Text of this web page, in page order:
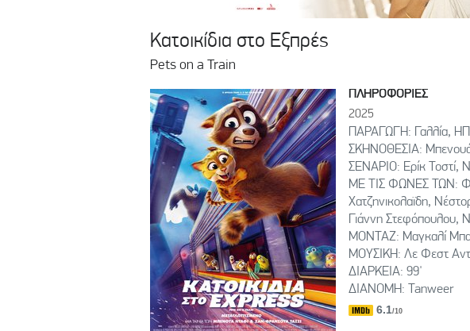
Κατοικίδια στο Εξπρές
Pets on a Train
ΠΛΗΡΟΦΟΡΙΕΣ
2025
ΠΑΡΑΓΩΓΗ: Γαλλία,
ΣΚΗΝΟΘΕΣΙΑ: Μπενουά
ΣΕΝΑΡΙΟ: Ερίκ Τοστί,
ΜΕ ΤΙΣ ΦΩΝΕΣ ΤΩΝ:
Χατζηνικολαϊδη,
Γιάννη Στεφόπουλου,
ΜΟΝΤΑΖ: Μαγκαλί
ΜΟΥΣΙΚΗ: Λε Φεστ
ΔΙΑΡΚΕΙΑ: 99'
ΔΙΑΝΟΜΗ: Tanweer
6.1/10